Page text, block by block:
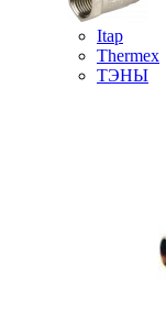
Itap
Thermex
ТЭНЫ